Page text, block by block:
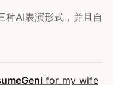
种AI表演形式，并且自
for my wife